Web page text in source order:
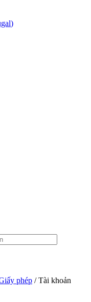
)
phép / Tài khoản